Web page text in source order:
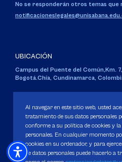
No se responderán otros temas que
UBICACIÓN
Campus del Puente del Común,Km.
Bogotá.Chía, Cundinamarca,
Personería Jurídica:Resolución 130 del
Ministerio de Educación Nacional.
Al navegar en este sitio web, usted
tratamiento de sus datos personales
conforme a su política de cookies y
personales. En cualquier momento
cookies en su ordenador, y para
de datos personales puede hacerlo a